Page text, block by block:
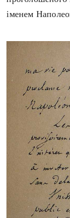
іменем